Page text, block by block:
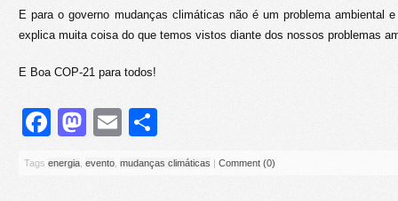
E para o governo mudanças climáticas não é um problema ambiental
explica muita coisa do que temos vistos diante dos nossos problemas
E Boa COP-21 para todos!
Facebook
Mastodon
Email
Tags energia evento mudanças climáticas | Comment (0)